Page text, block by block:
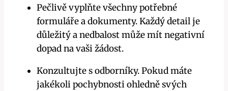
Pečlivě vyplňte všechny potřebné
formuláře a dokumenty. Každý detail je
důležitý a nedbalost může mít negativní
dopad na vaši žádost.
Konzultujte s odborníky. Pokud máte
jakékoli pochybnosti ohledně svých